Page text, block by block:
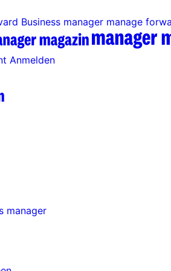
Business manager manage
Anmelden
manager